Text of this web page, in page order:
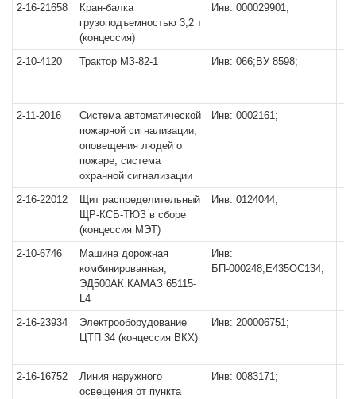
2-16-21658
Кран-балка
грузоподъемностью 3,2 т
(концессия)
Инв: 000029901;
2-10-4120 Трактор МЗ-82-1 Инв: 066;ВУ 8598;
2-11-2016
Система автоматической
пожарной сигнализации,
оповещения людей о
пожаре, система
охранной сигнализации
Инв: 0002161;
2-16-22012
Щит распределительный
ЩР-КСБ-ТЮЗ в сборе
(концессия МЭТ)
Инв: 0124044;
2-10-6746
Машина дорожная
комбинированная,
ЭД500АК КАМАЗ 65115-
L4
Инв:
БП-000248;Е435ОС134;
2-16-23934
Электрооборудование
ЦТП 34 (концессия ВКХ)
Инв: 200006751;
2-16-16752
Линия наружного
освещения от пункта
Инв: 0083171;